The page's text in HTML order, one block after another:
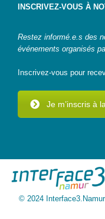
INSCRIVEZ-VOUS À
Restez informé.e.s des
événements organisés
Inscrivez-vous pour
Je m’inscris à
© 2024